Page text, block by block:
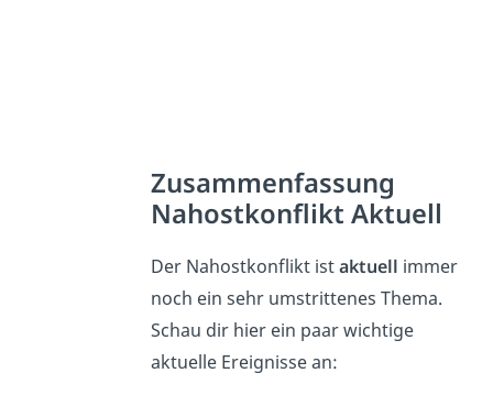
Zusammenfassung
Nahostkonflikt Aktuell
Der Nahostkonflikt istaktuell immer
noch ein sehr umstrittenes Thema.
Schau dir hier ein paar wichtige
aktuelle Ereignisse an: